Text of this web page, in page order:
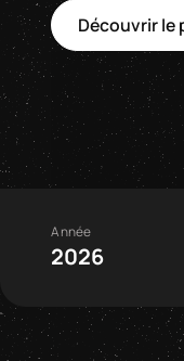
Découvrir le
Année
2026